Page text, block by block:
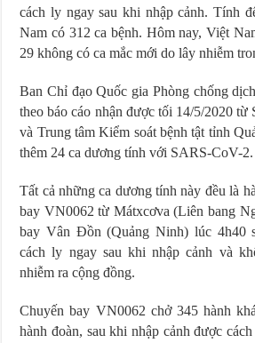
cách ly ngay sau khi nhập cảnh. Tính
Nam có 312 ca bệnh. Hôm nay, Việt
29 không có ca mắc mới do lây nhiễm
Ban Chỉ đạo Quốc gia Phòng chống
theo báo cáo nhận được tối 14/5/2020
và Trung tâm Kiểm soát bệnh tật tỉnh
thêm 24 ca dương tính với SARS-CoV-2.
Tất cả những ca dương tính này đều là
bay VN0062 từ Mátxcơva (Liên bang
bay Vân Đồn (Quảng Ninh) lúc 4h40
cách ly ngay sau khi nhập cảnh và
nhiễm ra cộng đồng.
Chuyến bay VN0062 chở 345 hành
hành đoàn, sau khi nhập cảnh được